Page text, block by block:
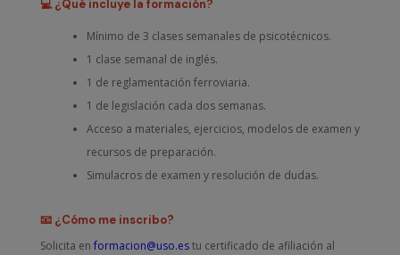
💻 ¿Qué incluye la formación?
Mínimo de 3 clases semanales de psicotécnicos.
1 clase semanal de inglés.
1 de reglamentación ferroviaria.
1 de legislación cada dos semanas.
Acceso a materiales, ejercicios, modelos de examen y
recursos de preparación.
Simulacros de examen y resolución de dudas.
📧 ¿Cómo me inscribo?
Solicita en formacion@uso.estu certificado de afiliación al